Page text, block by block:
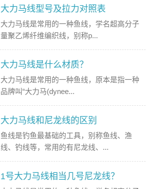
大力马线型号及拉力对照表
大力马线是常用的一种鱼线，学名超高分子
量聚乙烯纤维编织线，别称p...
大力马线是什么材质？
大力马线是常用的一种鱼线，原本是指一种
品牌叫“大力马(dynee...
大力马线和尼龙线的区别
鱼线是钓鱼最基础的工具，别称鱼线、渔
线、钓线等，常用的有尼龙线、...
1号大力马线相当几号尼龙线？